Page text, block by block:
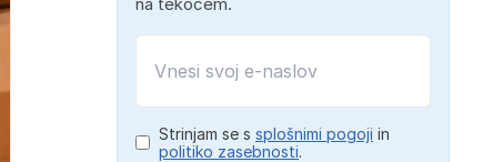
Strinjam se s splošnimi pogoji in
politiko zasebnosti.